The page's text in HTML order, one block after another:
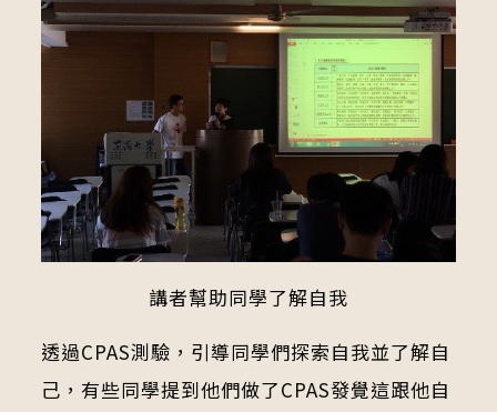
講者幫助同學了解自我
透過CPAS測驗，引導同學們探索自我並了解自
己，有些同學提到他們做了CPAS發覺這跟他自